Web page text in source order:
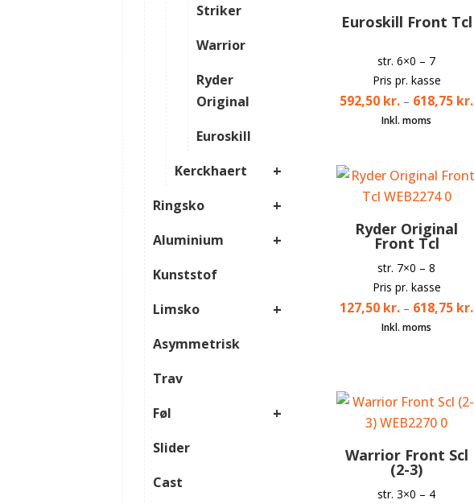
Striker
Warrior
Ryder
Original
Euroskill
Kerckhaert
+
Ringsko +
Aluminium +
Kunststof
Limsko
+
Asymmetrisk
Trav
Føl
+
Slider
Cast
Euroskill Front Tcl
str. 6×0 – 7
Pris pr. kasse
592,50 kr. – 618,75 kr.
Ryder Original
Front Tcl
str. 7×0 – 8
Pris pr. kasse
127,50 kr. – 618,75 kr.
Warrior Front Scl
(2-3)
str. 3×0 – 4